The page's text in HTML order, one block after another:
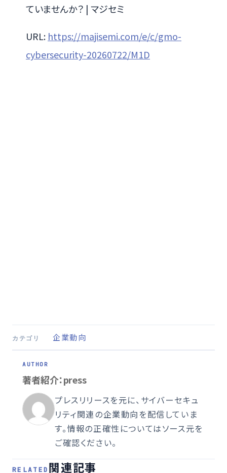
ていませんか？ | マジセミ
URL: https://majisemi.com/e/c/gmo-
cybersecurity-20260722/M1D
カテゴリ 企業動向
著者紹介：press
プレスリリースを元に、サイバーセキュ
リティ関連の企業動向を配信していま
す。情報の正確性についてはソース元を
ご確認ください。
RELATED 関連記事